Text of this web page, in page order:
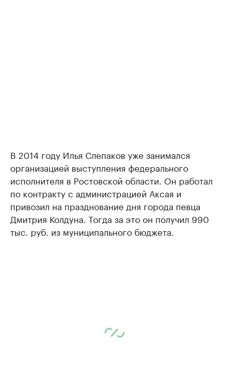
В 2014 году Илья Слепаков уже занимался
организацией выступления федерального
исполнителя в Ростовской области. Он работал
по контракту с администрацией Аксая и
привозил на празднование дня города певца
Дмитрия Колдуна. Тогда за это он получил 990
тыс. руб. из муниципального бюджета.